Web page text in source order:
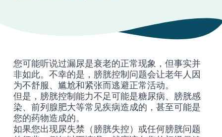
您可能听说过漏尿是衰老的正常现象，但事实并
非如此。不幸的是，膀胱控制问题会让老年人因
为不舒服、尴尬和紧张而逃避正常活动。
但是，膀胱控制能力不足可能是糖尿病、膀胱感
染、前列腺肥大等常见疾病造成的，甚至可能是
您的药物造成的。
如果您出现尿失禁（膀胱失控）或任何膀胱问题